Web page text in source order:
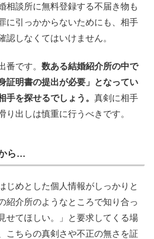
相談所に無料登録する不届き物も
に引っかからないためにも、相手
認しなくてはいけません。
番です。 数ある結婚紹介所の中で
証明書の提出が必要」となってい
手を探せるでしょう。 真剣に相手
り出しは慎重に行うべきです。
ら…
じめとした個人情報がしっかりと
紹介所のようなところで知り合っ
せてほしい。」と要求してくる場
こちらの真剣さや不正の無さを証